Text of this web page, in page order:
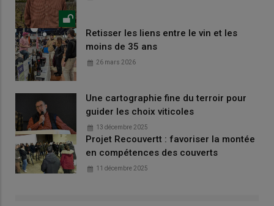
Retisser les liens entre le vin et les
moins de 35 ans
26 mars 2026
Une cartographie fine du terroir pour
guider les choix viticoles
13 décembre 2025
Projet Recouvertt : favoriser la montée
en compétences des couverts
11 décembre 2025